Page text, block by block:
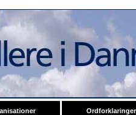
Ordforklaringer